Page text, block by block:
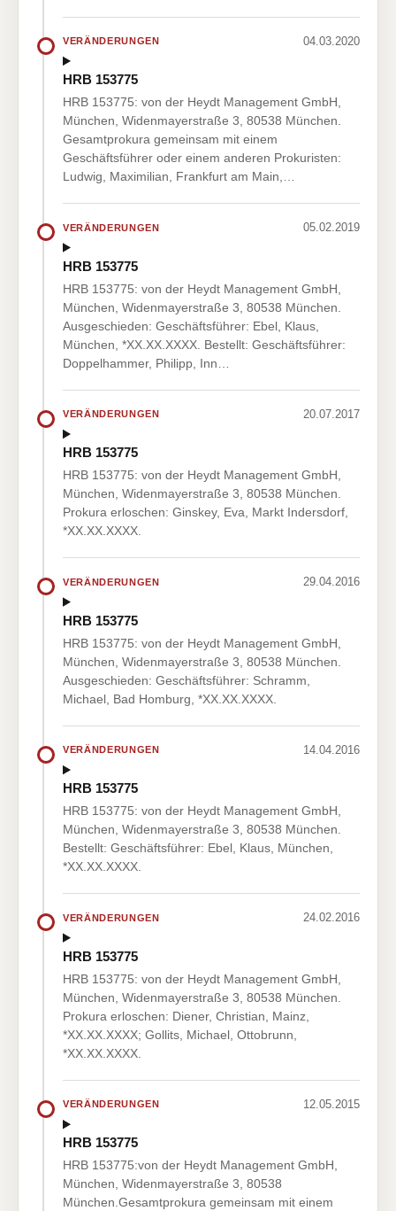
VERÄNDERUNGEN 04.03.2020
HRB 153775
HRB 153775: von der Heydt Management GmbH,
München, Widenmayerstraße 3, 80538 München.
Gesamtprokura gemeinsam mit einem
Geschäftsführer oder einem anderen Prokuristen:
Ludwig, Maximilian, Frankfurt am Main,…
VERÄNDERUNGEN 05.02.2019
HRB 153775
HRB 153775: von der Heydt Management GmbH,
München, Widenmayerstraße 3, 80538 München.
Ausgeschieden: Geschäftsführer: Ebel, Klaus,
München, *XX.XX.XXXX. Bestellt: Geschäftsführer:
Doppelhammer, Philipp, Inn…
VERÄNDERUNGEN 20.07.2017
HRB 153775
HRB 153775: von der Heydt Management GmbH,
München, Widenmayerstraße 3, 80538 München.
Prokura erloschen: Ginskey, Eva, Markt Indersdorf,
*XX.XX.XXXX.
VERÄNDERUNGEN 29.04.2016
HRB 153775
HRB 153775: von der Heydt Management GmbH,
München, Widenmayerstraße 3, 80538 München.
Ausgeschieden: Geschäftsführer: Schramm,
Michael, Bad Homburg, *XX.XX.XXXX.
VERÄNDERUNGEN 14.04.2016
HRB 153775
HRB 153775: von der Heydt Management GmbH,
München, Widenmayerstraße 3, 80538 München.
Bestellt: Geschäftsführer: Ebel, Klaus, München,
*XX.XX.XXXX.
VERÄNDERUNGEN 24.02.2016
HRB 153775
HRB 153775: von der Heydt Management GmbH,
München, Widenmayerstraße 3, 80538 München.
Prokura erloschen: Diener, Christian, Mainz,
*XX.XX.XXXX; Gollits, Michael, Ottobrunn,
*XX.XX.XXXX.
VERÄNDERUNGEN 12.05.2015
HRB 153775
HRB 153775:von der Heydt Management GmbH,
München, Widenmayerstraße 3, 80538
München.Gesamtprokura gemeinsam mit einem